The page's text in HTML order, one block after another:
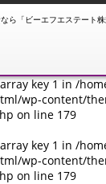
key 1 in/
wp-content/
key 1 in/
wp-content/
on line 179
key 1 in /
wp-content/
on line 179
ら「ビーエフエステート株